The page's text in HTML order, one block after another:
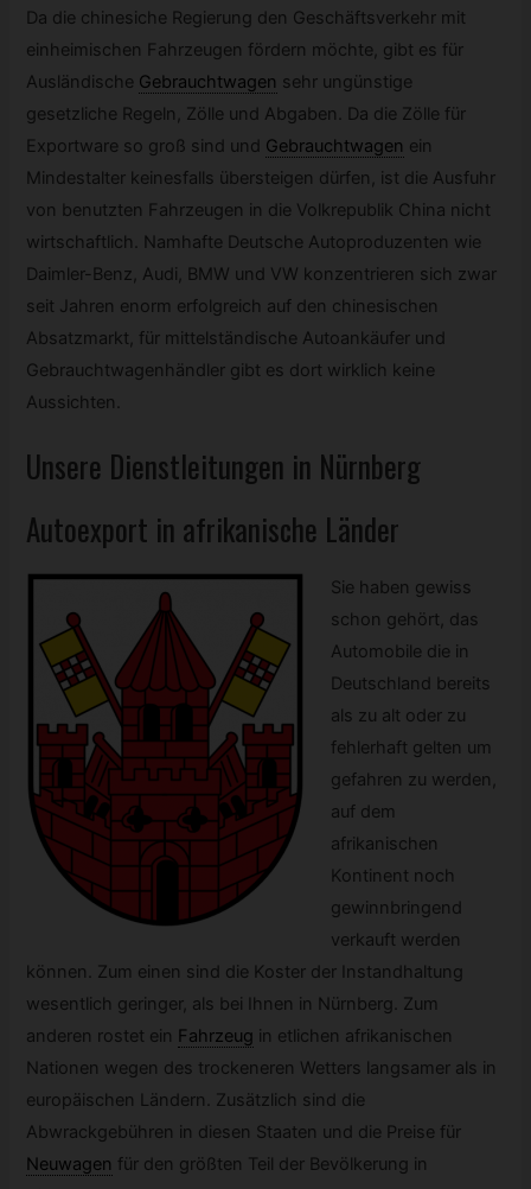
Da die chinesiche Regierung den Geschäftsverkehr mit
einheimischen Fahrzeugen fördern möchte, gibt es für
Ausländische Gebrauchtwagen sehr ungünstige
gesetzliche Regeln, Zölle und Abgaben. Da die Zölle für
Exportware so groß sind und Gebrauchtwagen ein
Mindestalter keinesfalls übersteigen dürfen, ist die Ausfuhr
von benutzten Fahrzeugen in die Volkrepublik China nicht
wirtschaftlich. Namhafte Deutsche Autoproduzenten wie
Daimler-Benz, Audi, BMW und VW konzentrieren sich zwar
seit Jahren enorm erfolgreich auf den chinesischen
Absatzmarkt, für mittelständische Autoankäufer und
Gebrauchtwagenhändler gibt es dort wirklich keine
Aussichten.
Unsere Dienstleitungen in Nürnberg
Autoexport in afrikanische Länder
Sie haben gewiss
schon gehört, das
Automobile die in
Deutschland bereits
als zu alt oder zu
fehlerhaft gelten um
gefahren zu werden,
auf dem
afrikanischen
Kontinent noch
gewinnbringend
verkauft werden
können. Zum einen sind die Koster der Instandhaltung
wesentlich geringer, als bei Ihnen in Nürnberg. Zum
anderen rostet ein Fahrzeug in etlichen afrikanischen
Nationen wegen des trockeneren Wetters langsamer als in
europäischen Ländern. Zusätzlich sind die
Abwrackgebühren in diesen Staaten und die Preise für
Neuwagen für den größten Teil der Bevölkerung in